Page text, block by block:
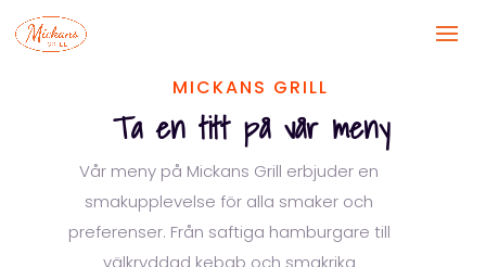
MICKANS GRILL
Ta en titt på vår meny
Vår meny på Mickans Grill erbjuder en
smakupplevelse för alla smaker och
preferenser. Från saftiga hamburgare till
välkryddad kebab och smakrika